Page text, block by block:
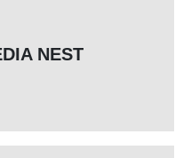
NEST